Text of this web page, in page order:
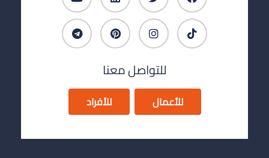
للتواصل معنا
للأعمال للأفراد